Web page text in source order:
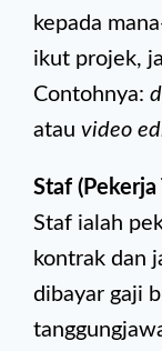
kepada
ikut projek,
Contohnya:
atau video
Staf (Pekerja
Staf ialah
kontrak dan
dibayar gaji